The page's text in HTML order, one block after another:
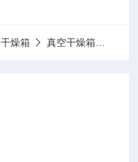
干燥箱 真空干燥箱